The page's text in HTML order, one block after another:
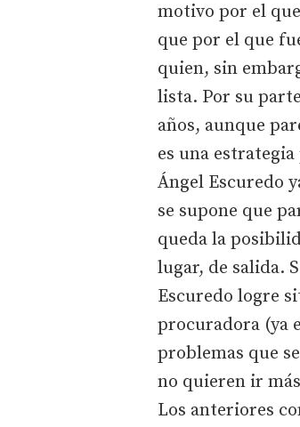
motivo por el
que por el que
quien, sin
lista. Por su
años, aunque
es una
Ángel Escuredo
se supone que
queda la
lugar, de salida.
Escuredo logre
procuradora (ya
problemas que
no quieren ir
Los anteriores